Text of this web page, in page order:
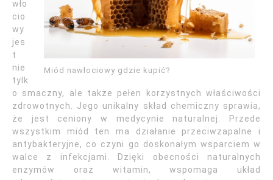
Miód nawłociowy gdzie kupić?
wło
cio
wy
jes
t
nie
tylk
o smaczny, ale także pełen korzystnych właściwości
zdrowotnych. Jego unikalny skład chemiczny sprawia,
że jest ceniony w medycynie naturalnej. Przede
wszystkim miód ten ma działanie przeciwzapalne i
antybakteryjne, co czyni go doskonałym wsparciem w
walce z infekcjami. Dzięki obecności naturalnych
enzymów oraz witamin, wspomaga układ